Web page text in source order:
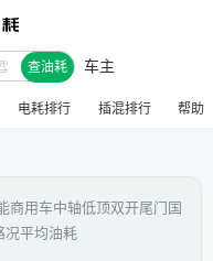
查油耗 车主
电耗排行 插混排行 帮助
用车中轴低顶双开尾门国
况平均油耗